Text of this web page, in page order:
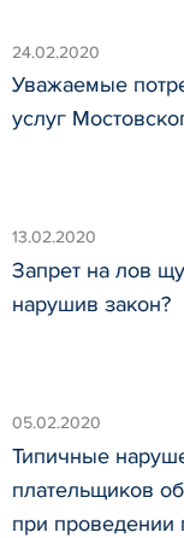
24.02.2020
Уважаемые
услуг
13.02.2020
Запрет на лов
нарушив закон?
05.02.2020
Типичные
плательщиков
при проведении